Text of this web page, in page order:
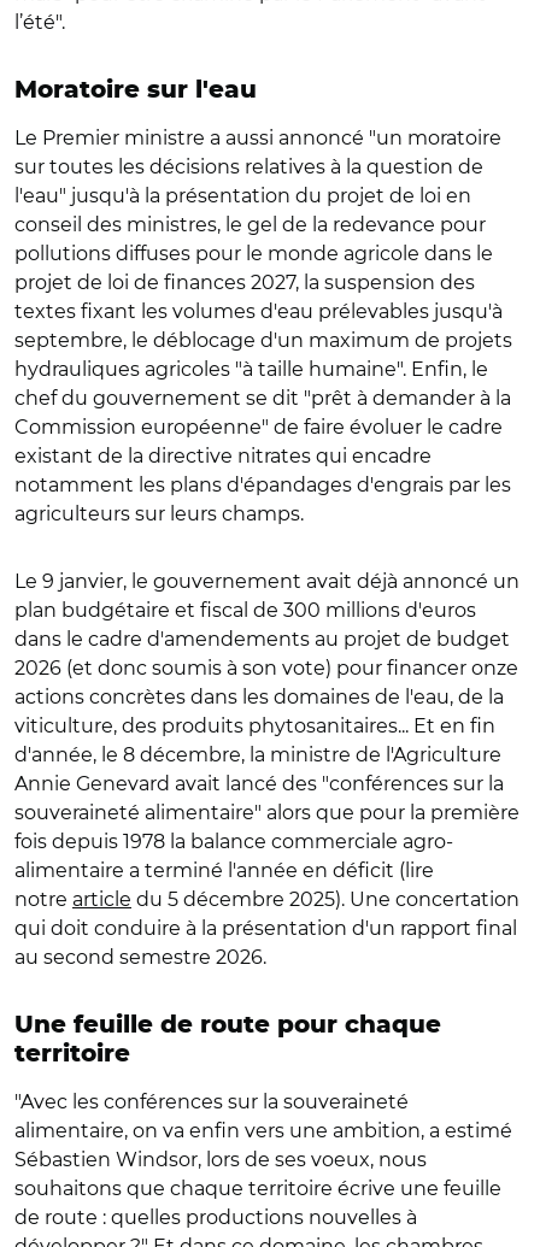
l’été".
Moratoire sur l'eau
Le Premier ministre a aussi annoncé "un moratoire
sur toutes les décisions relatives à la question de
l'eau" jusqu'à la présentation du projet de loi en
conseil des ministres, le gel de la redevance pour
pollutions diffuses pour le monde agricole dans le
projet de loi de finances 2027, la suspension des
textes fixant les volumes d'eau prélevables jusqu'à
septembre, le déblocage d'un maximum de projets
hydrauliques agricoles "à taille humaine". Enfin, le
chef du gouvernement se dit "prêt à demander à la
Commission européenne" de faire évoluer le cadre
existant de la directive nitrates qui encadre
notamment les plans d'épandages d'engrais par les
agriculteurs sur leurs champs.
Le 9 janvier, le gouvernement avait déjà annoncé un
plan budgétaire et fiscal de 300 millions d'euros
dans le cadre d'amendements au projet de budget
2026 (et donc soumis à son vote) pour financer onze
actions concrètes dans les domaines de l'eau, de la
viticulture, des produits phytosanitaires... Et en fin
d'année, le 8 décembre, la ministre de l'Agriculture
Annie Genevard avait lancé des "conférences sur la
souveraineté alimentaire" alors que pour la première
fois depuis 1978 la balance commerciale agro-
alimentaire a terminé l'année en déficit (lire
notre article du 5 décembre 2025). Une concertation
qui doit conduire à la présentation d'un rapport final
au second semestre 2026.
Une feuille de route pour chaque
territoire
"Avec les conférences sur la souveraineté
alimentaire, on va enfin vers une ambition, a estimé
Sébastien Windsor, lors de ses voeux, nous
souhaitons que chaque territoire écrive une feuille
de route : quelles productions nouvelles à